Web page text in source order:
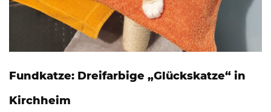
Fundkatze: Dreifarbige „Glückskatze“ in
Kirchheim